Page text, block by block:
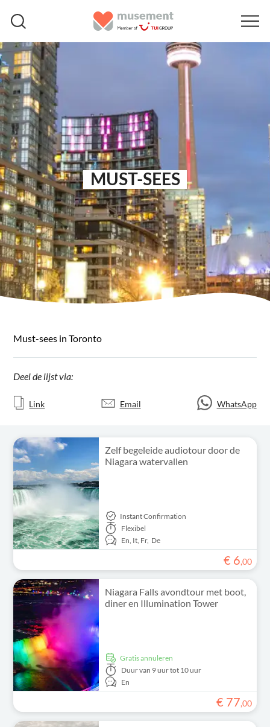
MUST-SEES
Must-sees in Toronto
Deel de lijst via:
Link Email WhatsApp
Zelf begeleide audiotour door de
Niagara watervallen
Instant Confirmation
Flexibel
En, It, Fr, De
€ 6,00
Niagara Falls avondtour met boot,
diner en Illumination Tower
Gratis annuleren
Duurvan 9 uur tot 10 uur
En
€ 77,00